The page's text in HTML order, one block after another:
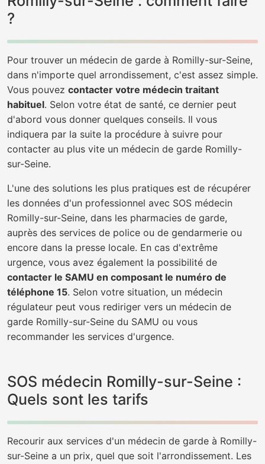
?
Pour trouver un médecin de garde à Romilly-sur-Seine,
dans n'importe quel arrondissement, c'est assez simple.
Vous pouvez contacter votre médecin traitant
habituel. Selon votre état de santé, ce dernier peut
d'abord vous donner quelques conseils. Il vous
indiquera par la suite la procédure à suivre pour
contacter au plus vite un médecin de garde Romilly-
sur-Seine.
L'une des solutions les plus pratiques est de récupérer
les données d'un professionnel avec SOS médecin
Romilly-sur-Seine, dans les pharmacies de garde,
auprès des services de police ou de gendarmerie ou
encore dans la presse locale. En cas d'extrême
urgence, vous avez également la possibilité de
contacter le SAMU en composant le numéro de
téléphone 15. Selon votre situation, un médecin
régulateur peut vous rediriger vers un médecin de
garde Romilly-sur-Seine du SAMU ou vous
recommander les services d'urgence.
SOS médecin Romilly-sur-Seine :
Quels sont les tarifs
Recourir aux services d'un médecin de garde à Romilly-
sur-Seine a un prix, quel que soit l'arrondissement. Les